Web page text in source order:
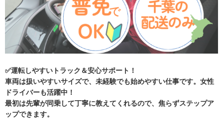
✅運転しやすいトラック＆安心サポート！
車両は扱いやすいサイズで、未経験でも始めやすい仕事です。女性
ドライバーも活躍中！
最初は先輩が同乗して丁寧に教えてくれるので、焦らずステップア
ップできます。